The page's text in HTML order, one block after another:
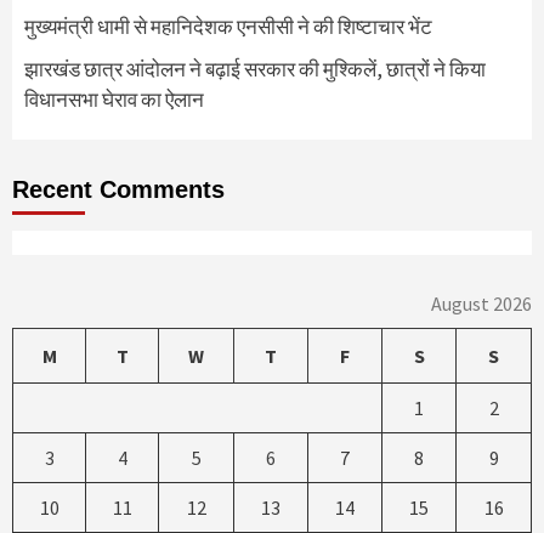
मुख्यमंत्री धामी से महानिदेशक एनसीसी ने की शिष्टाचार भेंट
झारखंड छात्र आंदोलन ने बढ़ाई सरकार की मुश्किलें, छात्रों ने किया
विधानसभा घेराव का ऐलान
Recent Comments
August 2026
M T W T F S S
1 2
3 4 5 6 7 8 9
10 11 12 13 14 15 16